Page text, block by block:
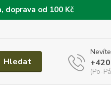
doprava od 100 Kč
Hledat
(Po-